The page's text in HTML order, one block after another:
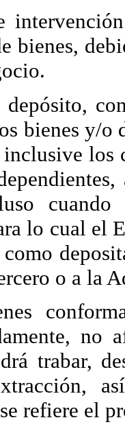
bienes,
bienes y/o
los
cuando
lo cual el
o a la
no
trabar,
refiere el